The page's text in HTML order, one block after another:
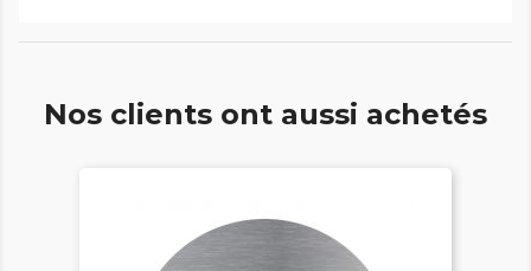
Nos clients ont aussi achetés